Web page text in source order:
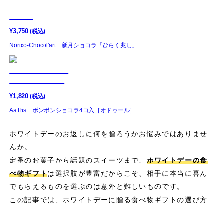
¥3,750 (税込)
Norico-Chocol'art 新月ショコラ「ひらく兆し」
¥1,820 (税込)
AaThs ボンボンショコラ4コ入［オドゥール］
ホワイトデーのお返しに何を贈ろうかお悩みではありませ
んか。
定番のお菓子から話題のスイーツまで、 ホワイトデーの食
べ物ギフトは選択肢が豊富だからこそ、相手に本当に喜ん
でもらえるものを選ぶのは意外と難しいものです。
この記事では、ホワイトデーに贈る食べ物ギフトの選び方